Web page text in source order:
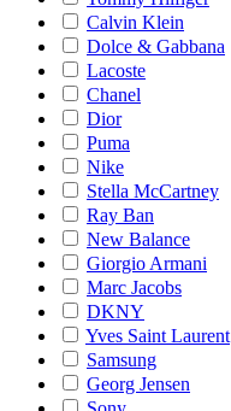
Calvin Klein
Dolce & Gabbana
Lacoste
Chanel
Dior
Puma
Nike
Stella McCartney
Ray Ban
New Balance
Giorgio Armani
Marc Jacobs
DKNY
Yves Saint Laurent
Samsung
Georg Jensen